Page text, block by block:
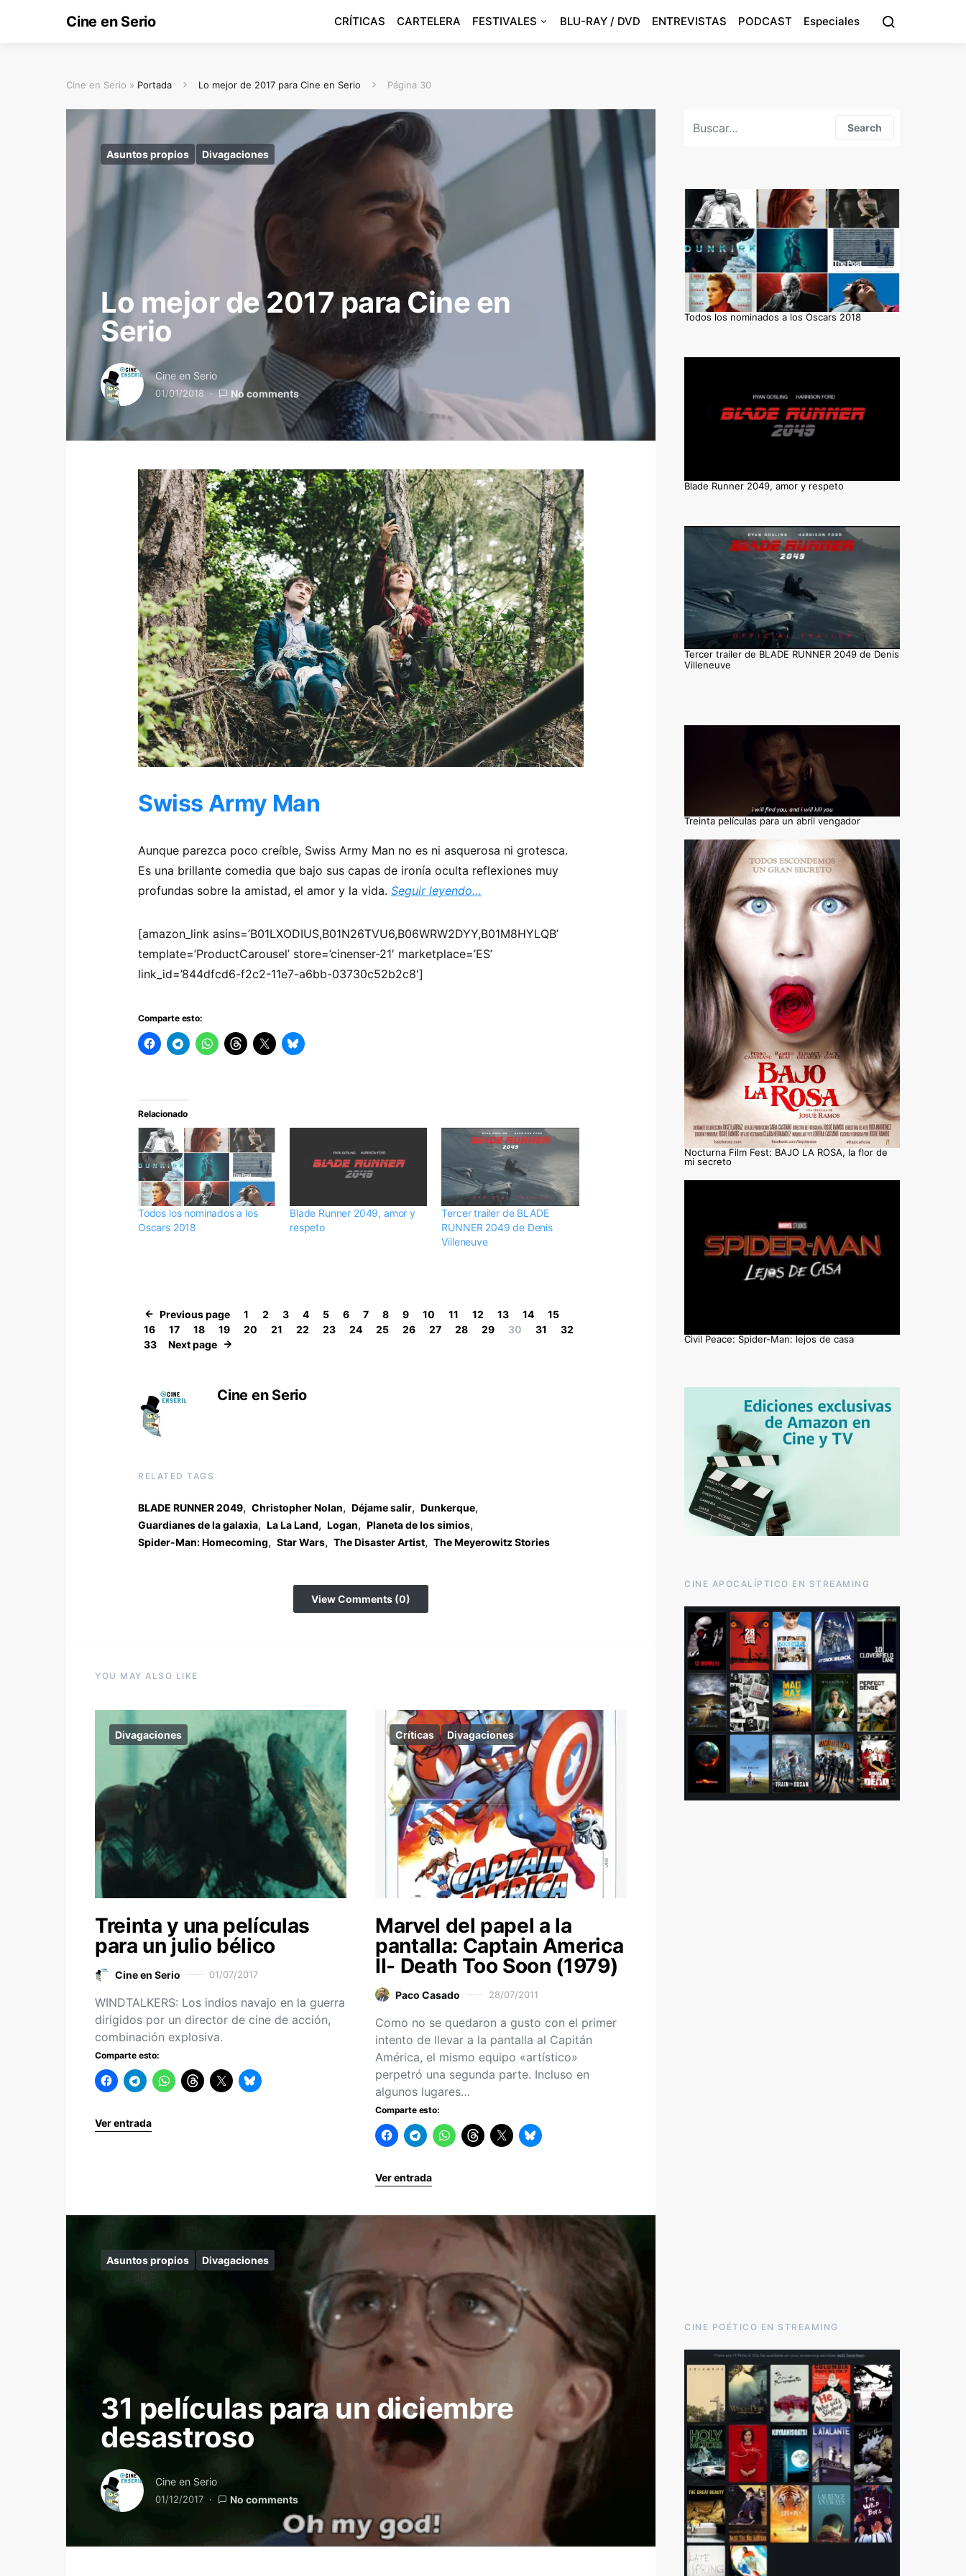
Cine en Serio CRÍTICAS CARTELERA FESTIVALES BLU-RAY / DVD ENTREVISTAS PODCAST Especiales
Cine en Serio » Portada Lo mejor de 2017 para Cine en Serio Página 30
Asuntos propios Divagaciones
Lo mejor de 2017 para Cine en
Serio
Cine en Serio
01/01/2018 No comments
Swiss Army Man
Aunque parezca poco creíble, Swiss Army Man no es ni asquerosa ni grotesca.
Es una brillante comedia que bajo sus capas de ironía oculta reflexiones muy
profundas sobre la amistad, el amor y la vida. Seguir leyendo…
[amazon_link asins=’B01LXODIUS,B01N26TVU6,B06WRW2DYY,B01M8HYLQB’
template=’ProductCarousel’ store=’cinenser-21′ marketplace=’ES’
link_id=’844dfcd6-f2c2-11e7-a6bb-03730c52b2c8′]
Comparte esto:
Relacionado
Todos los nominados a los
Oscars 2018
Blade Runner 2049, amor y
respeto
Tercer trailer de BLADE
RUNNER 2049 de Denis
Villeneuve
Previous page 1 2 3 4 5 6 7 8 9 10 11 12 13 14
15
16
17 18 19 20 21 22 23 24 25 26 27 28 29 30 31
32
33
Next page
Cine en Serio
RELATED TAGS
BLADE RUNNER 2049, Christopher Nolan, Déjame salir, Dunkerque,
Guardianes de la galaxia, La La Land, Logan, Planeta de los simios,
Spider-Man: Homecoming, Star Wars, The Disaster Artist, The Meyerowitz Stories
View Comments (0)
YOU MAY ALSO LIKE
Divagaciones
Treinta y una películas
para un julio bélico
Cine en Serio 01/07/2017
WINDTALKERS: Los indios navajo en la guerra
dirigidos por un director de cine de acción,
combinación explosiva.
Comparte esto:
Ver entrada
Críticas Divagaciones
Marvel del papel a la
pantalla: Captain America
II- Death Too Soon (1979)
Paco Casado 28/07/2011
Como no se quedaron a gusto con el primer
intento de llevar a la pantalla al Capitán
América, el mismo equipo «artístico»
perpetró una segunda parte. Incluso en
algunos lugares…
Comparte esto:
Ver entrada
Asuntos propios Divagaciones
31 películas para un diciembre
desastroso
Cine en Serio
01/12/2017 No comments
Search
Todos los nominados a los Oscars 2018
Blade Runner 2049, amor y respeto
Tercer trailer de BLADE RUNNER 2049 de Denis
Villeneuve
Treinta películas para un abril vengador
Nocturna Film Fest: BAJO LA ROSA, la flor de
mi secreto
Civil Peace: Spider-Man: lejos de casa
CINE APOCALÍPTICO EN STREAMING
CINE POÉTICO EN STREAMING